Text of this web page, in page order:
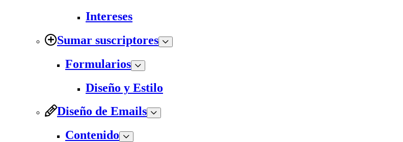
Intereses
Sumar suscriptores
Formularios
Diseño y Estilo
Diseño de Emails
Contenido